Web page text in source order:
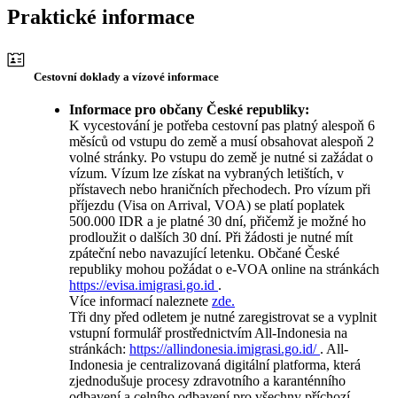
Praktické informace
Cestovní doklady a vízové informace
Informace pro občany České republiky:
K vycestování je potřeba cestovní pas platný alespoň 6
měsíců od vstupu do země a musí obsahovat alespoň 2
volné stránky. Po vstupu do země je nutné si zažádat o
vízum. Vízum lze získat na vybraných letištích, v
přístavech nebo hraničních přechodech. Pro vízum při
příjezdu (Visa on Arrival, VOA) se platí poplatek
500.000 IDR a je platné 30 dní, přičemž je možné ho
prodloužit o dalších 30 dní. Při žádosti je nutné mít
zpáteční nebo navazující letenku. Občané České
republiky mohou požádat o e-VOA online na stránkách
https://evisa.imigrasi.go.id .
Více informací naleznete zde.
Tři dny před odletem je nutné zaregistrovat se a vyplnit
vstupní formulář prostřednictvím All-Indonesia na
stránkách: https://allindonesia.imigrasi.go.id/ . All-
Indonesia je centralizovaná digitální platforma, která
zjednodušuje procesy zdravotního a karanténního